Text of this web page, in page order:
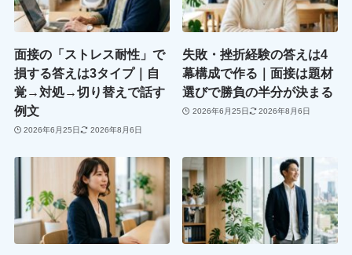
面接の「ストレス耐性」で
損する答えは3タイプ｜自
覚→対処→切り替えで話す
例文
2026年6月25日 2026年8月6日
失敗・挫折経験の答えは4
幕構成で作る｜面接は題材
選びで勝負の半分が決まる
2026年6月25日 2026年8月6日